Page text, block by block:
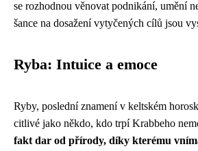
se rozhodnou věnovat podnikání, umění
šance na dosažení vytyčených cílů jsou
Ryba: Intuice a emoce
Ryby, poslední znamení v keltském
citlivé jako někdo, kdo trpíKrabbeho
fakt dar od přírody, díky kterému